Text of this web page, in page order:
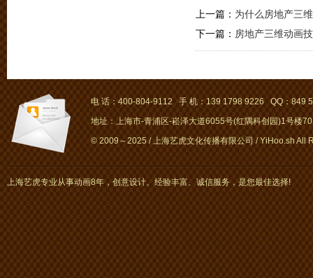
上一篇： 为什么房地产三
下一篇： 房地产三维动画
电 话：400-804-9112 手 机：139 1798 9226 QQ：849
地址：上海市-青浦区-崧泽大道6055号(红隅科创园)1号楼
© 2009～2025 / 上海艺虎文化传播有限公司 / YiHoo.sh All
上海艺虎专业从事动画8年，创意设计、经验丰富、诚信服务，是您最佳选择!